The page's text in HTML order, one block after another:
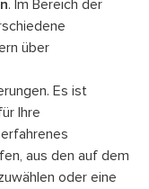
. Im Bereich der
über
Es ist
Ihre
aus den auf dem
oder eine